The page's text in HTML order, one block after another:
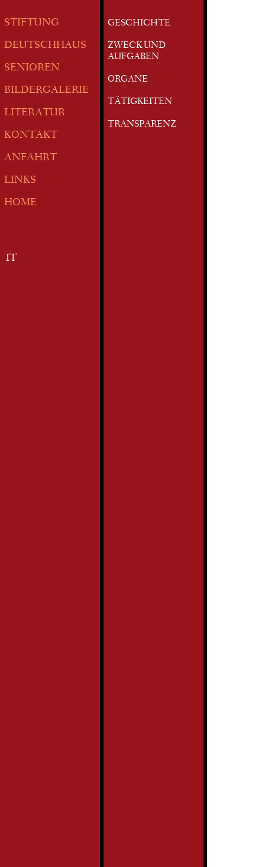
STIFTUNG
DEUTSCHHAUS
SENIOREN
BILDERGALERIE
LITERATUR
KONTAKT
ANFAHRT
LINKS
HOME
IT
GESCHICHTE
ZWECK UND
AUFGABEN
ORGANE
TÄTIGKEITEN
TRANSPARENZ